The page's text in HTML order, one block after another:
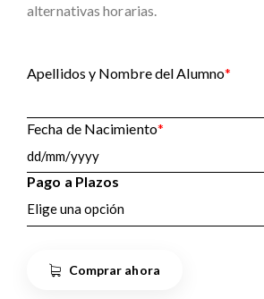
alternativas horarias.
*
Apellidos y Nombre del Alumno
*
Fecha de Nacimiento
Pago a Plazos
Comprar ahora